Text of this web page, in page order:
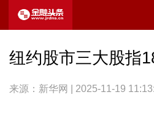
纽约股市三大股指
来源：新华网 | 2025-11-19